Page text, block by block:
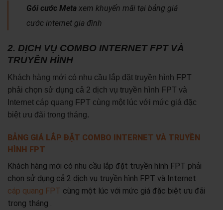
Gói cước Meta xem khuyến mãi tại bảng giá
cước internet gia đình
2. DỊCH VỤ COMBO INTERNET FPT VÀ
TRUYỀN HÌNH
Khách hàng mới có nhu cầu lắp đặt truyền hình FPT
phải chọn sử dụng cả 2 dịch vụ truyền hình FPT và
Internet cáp quang FPT cùng một lúc với mức giá đặc
biệt ưu đãi trong tháng.
BẢNG GIÁ LẮP ĐẶT COMBO INTERNET VÀ TRUYỀN
HÌNH FPT
Khách hàng mới có nhu cầu lắp đặt truyền hình FPT phải
chọn sử dụng cả 2 dịch vụ truyền hình FPT và Internet
cáp quang FPT cùng một lúc với mức giá đặc biệt ưu đãi
trong tháng .